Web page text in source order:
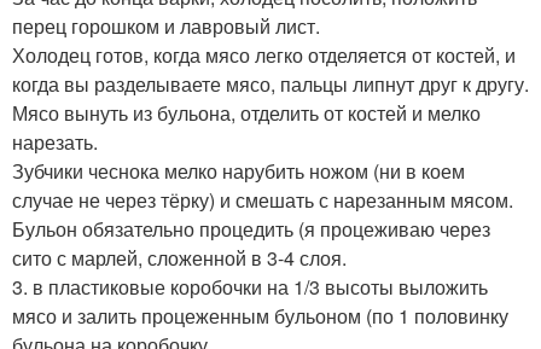
перец горошком и лавровый лист.
Холодец готов, когда мясо легко отделяется от костей, и
когда вы разделываете мясо, пальцы липнут друг к другу.
Мясо вынуть из бульона, отделить от костей и мелко
нарезать.
Зубчики чеснока мелко нарубить ножом (ни в коем
случае не через тёрку) и смешать с нарезанным мясом.
Бульон обязательно процедить (я процеживаю через
сито с марлей, сложенной в 3-4 слоя.
3. в пластиковые коробочки на 1/3 высоты выложить
мясо и залить процеженным бульоном (по 1 половинку